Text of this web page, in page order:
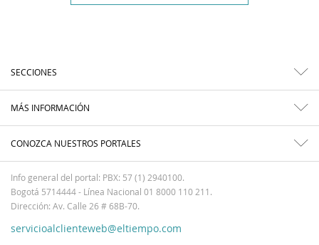
SECCIONES
MÁS INFORMACIÓN
CONOZCA NUESTROS PORTALES
Info general del portal: PBX: 57 (1) 2940100.
Bogotá 5714444 - Línea Nacional 01 8000 110 211.
Dirección: Av. Calle 26 # 68B-70.
servicioalclienteweb@eltiempo.com